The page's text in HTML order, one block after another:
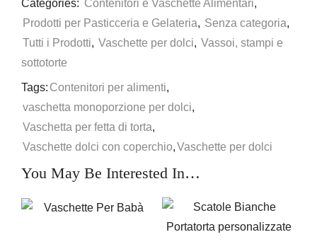
Categories: Contenitori e Vaschette Alimentari,
Prodotti per Pasticceria e Gelateria, Senza categoria,
Tutti i Prodotti, Vaschette per dolci, Vassoi, stampi e
sottotorte
Tags: Contenitori per alimenti,
vaschetta monoporzione per dolci,
Vaschetta per fetta di torta,
Vaschette dolci con coperchio,Vaschette per dolci
You May Be Interested In…